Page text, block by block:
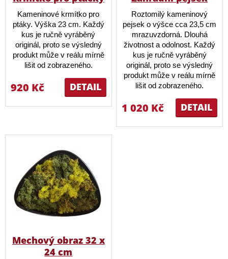
Kameninové krmítko pro
ptáky. Výška 23 cm. Každý
kus je ručně vyráběný
originál, proto se výsledný
produkt může v reálu mírně
lišit od zobrazeného.
DETAIL
920 Kč
Roztomilý kameninový
pejsek o výšce cca 23,5 cm
mrazuvzdorná. Dlouhá
životnost a odolnost. Každý
kus je ručně vyráběný
originál, proto se výsledný
produkt může v reálu mírně
lišit od zobrazeného.
DETAIL
1 020 Kč
Mechový obraz 32 x
24 cm